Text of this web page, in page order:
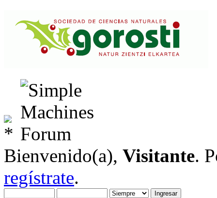
Bienvenido(a), Visitante.
regístrate.